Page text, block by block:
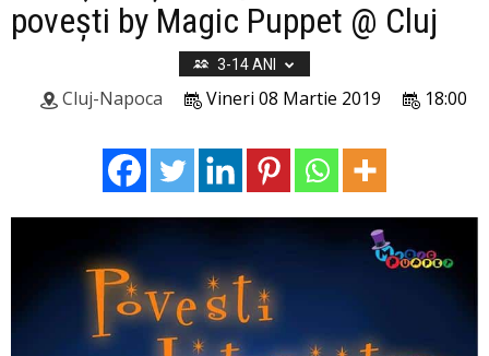
povești by Magic Puppet @ Cluj
3-14 ANI
18:00
Vineri 08 Martie 2019
Cluj-Napoca